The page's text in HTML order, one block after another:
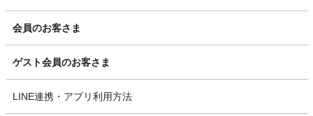
会員のお客さま
ゲスト会員のお客さま
LINE連携・アプリ利用方法